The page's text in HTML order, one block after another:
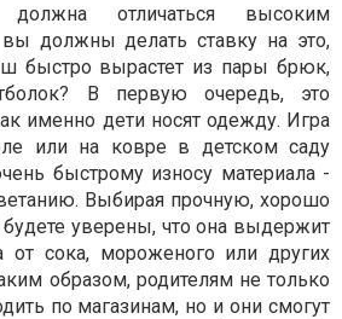
отличаться высоким
должны делать ставку на это,
быстро вырастет из пары брюк,
В первую очередь, это
именно дети носят одежду. Игра
или на ковре в детском саду
быстрому износу материала -
Выбирая прочную, хорошо
уверены, что она выдержит
от сока, мороженого или других
образом, родителям не только
по магазинам, но и они смогут